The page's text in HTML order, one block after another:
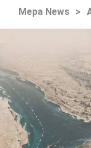
Mepa News >